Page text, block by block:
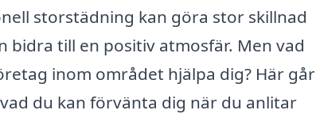
storstädning kan göra stor skillnad
till en positiv atmosfär. Men vad
inom området hjälpa dig? Här går
du kan förvänta dig när du anlitar